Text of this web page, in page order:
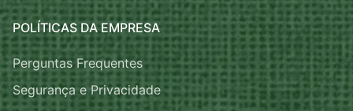
POLÍTICAS DA EMPRESA
Perguntas Frequentes
Segurança e Privacidade